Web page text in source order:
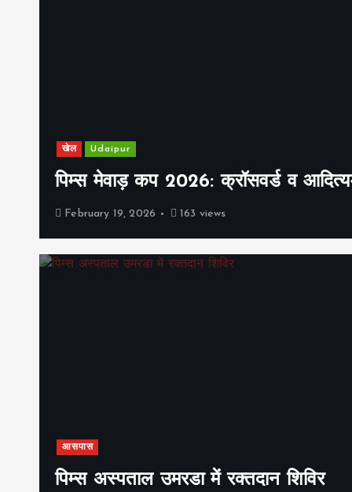
खेल Udaipur
पिम्स मेवाड़ कप 2026: क्रॉसवर्ड व
February 19, 2026 163 views
आसपास
पिम्स अस्पताल उमरडा में रक्तदान शिविर